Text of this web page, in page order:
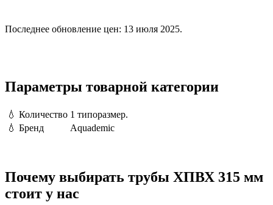
Последнее обновление цен: 13 июля 2025.
Параметры товарной категории
💧 Количество 1 типоразмер.
💧 Бренд Aquademic
Почему выбирать трубы ХПВХ 315 мм
стоит у нас